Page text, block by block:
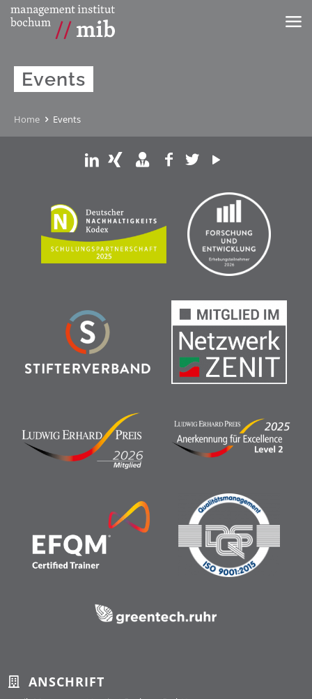
Events
Home Events
ANSCHRIFT